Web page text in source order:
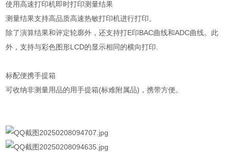
使用高速打印机即时打印测量结果
测量结果支持高品质高速热敏打印机进行打印。
除了演算结果和评定轮廓外，还支持打E印BAC曲线和ADC曲线。此
外，支持与彩色图形LCD的显示相同的横向打印.
标配便携手提箱
可收纳非测量用品的用手提箱(标难附属品)，携带方便。